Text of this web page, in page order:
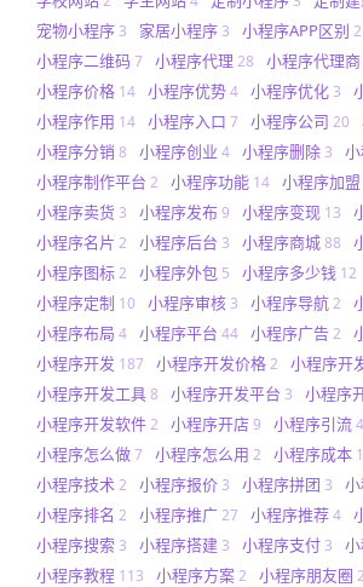
宠物小程序 3 家居小程序 3 小程序APP区别 2
小程序二维码7 小程序代理 28 小程序代理商
小程序价格 14 小程序优势4 小程序优化 3
小程序作用 14 小程序入口 7 小程序公司 20
小程序分销 8 小程序创业 4 小程序删除 3
小程序制作平台 2 小程序功能 14 小程序加盟
小程序卖货 3 小程序发布9 小程序变现 13
小程序名片 2 小程序后台 3 小程序商城88
小程序图标2 小程序外包 5 小程序多少钱 12
小程序定制 10 小程序审核 3 小程序导航2
小程序布局 4 小程序平台 44 小程序广告2
小程序开发 187 小程序开发价格2 小程序开
小程序开发工具8 小程序开发平台 3 小程序
小程序开发软件2 小程序开店9 小程序引流4
小程序怎么做7 小程序怎么用 2 小程序成本
小程序技术2 小程序报价 3 小程序拼团 3
小程序排名 2 小程序推广27 小程序推荐4
小程序搜索 3 小程序搭建 3 小程序支付 3
小程序教程 113 小程序方案2 小程序朋友圈 2